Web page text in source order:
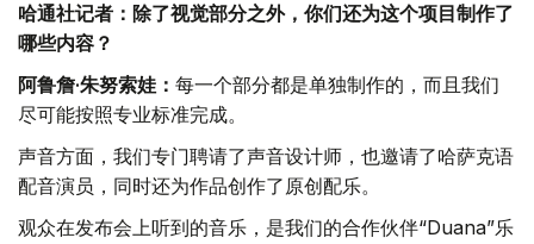
哈通社记者：除了视觉部分之外，你们还为这个项目制作了
哪些内容？
阿鲁詹·朱努索娃： 每一个部分都是单独制作的，而且我们
尽可能按照专业标准完成。
声音方面，我们专门聘请了声音设计师，也邀请了哈萨克语
配音演员，同时还为作品创作了原创配乐。
观众在发布会上听到的音乐，是我们的合作伙伴“Duana”乐